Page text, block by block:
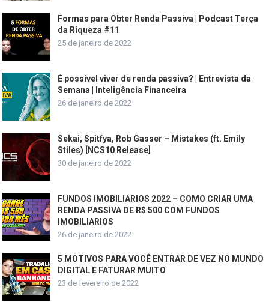
Formas para Obter Renda Passiva | Podcast Terça
da Riqueza #11
25 de janeiro de 2022
É possível viver de renda passiva? | Entrevista da
Semana | Inteligência Financeira
26 de janeiro de 2022
Sekai, Spitfya, Rob Gasser – Mistakes (ft. Emily
Stiles) [NCS10 Release]
30 de janeiro de 2022
FUNDOS IMOBILIARIOS 2022 – COMO CRIAR UMA
RENDA PASSIVA DE R$ 500 COM FUNDOS
IMOBILIARIOS
26 de janeiro de 2022
5 MOTIVOS PARA VOCÊ ENTRAR DE VEZ NO MUNDO
DIGITAL E FATURAR MUITO
23 de fevereiro de 2022